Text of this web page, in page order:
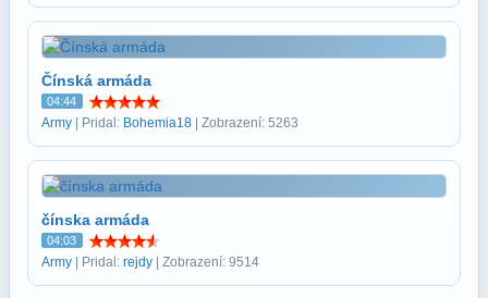
Čínská armáda
04:44
Army | Pridal: Bohemia18 | Zobrazení: 5263
čínska armáda
04:03
Army | Pridal: rejdy | Zobrazení: 9514